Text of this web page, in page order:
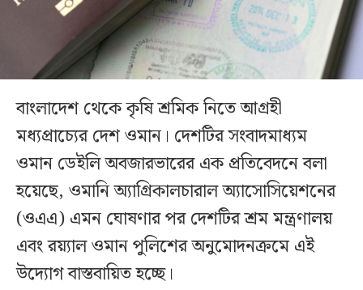
বাংলাদেশ থেকে কৃষি শ্রমিক নিতে আগ্রহী
মধ্যপ্রাচ্যের দেশ ওমান। দেশটির সংবাদমাধ্যম
ওমান ডেইলি অবজারভারের এক প্রতিবেদনে বলা
হয়েছে, ওমানি অ্যাগ্রিকালচারাল অ্যাসোসিয়েশনের
(ওএএ) এমন ঘোষণার পর দেশটির শ্রম মন্ত্রণালয়
এবং রয়্যাল ওমান পুলিশের অনুমোদনক্রমে এই
উদ্যোগ বাস্তবায়িত হচ্ছে।